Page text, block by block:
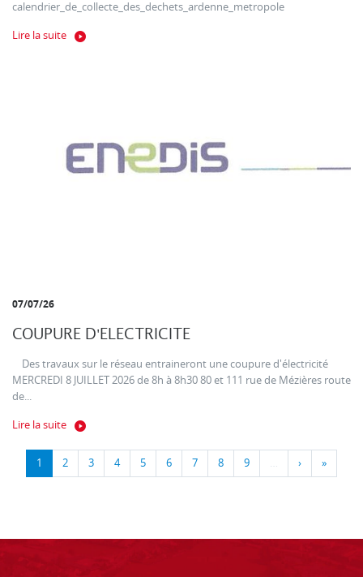
calendrier_de_collecte_des_dechets_ardenne_metropole
Lire la suite
07/07/26
COUPURE D'ELECTRICITE
Des travaux sur le réseau entraineront une coupure d'électricité
MERCREDI 8 JUILLET 2026 de 8h à 8h30 80 et 111 rue de Mézières route
de...
Lire la suite
1 2 3 4 5 6 7 8 9 … › »